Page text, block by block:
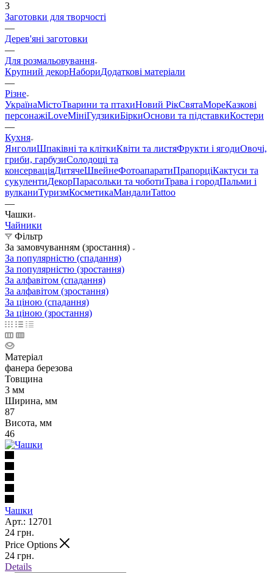
3
Заготовки для творчості
—
Дерев'яні заготовки
—
Для розмальовування
Крупний декорНабориДодаткові матеріали
—
Різне
УкраїнаМістоТварини та птахиНовий РікСвятаМореКазкові
персонажіLoveМініГудзикиБіркиОснови та підставкиКостери
—
Кухня
ЯнголиШпаківні та кліткиКвіти та листяФрукти і ягодиОвочі,
гриби, гарбузиСолодощі та
консерваціяДитячеШвейнеФотоапаратиПрапорціКактуси та
сукулентиДекорПарасольки та чоботиТрава і городПальми і
вулканиТуризмКосметикаМандалиTattoo
—
Чашки
Чайники
Фільтр
За замовчуванням (зростання)
За популярністю (спадання)
За популярністю (зростання)
За алфавітом (спадання)
За алфавітом (зростання)
За ціною (спадання)
За ціною (зростання)
Матеріал
фанера березова
Товщина
3 мм
Ширина, мм
87
Висота, мм
46
Чашки
Арт.: 12701
24 грн.
Price Options
24 грн.
Details